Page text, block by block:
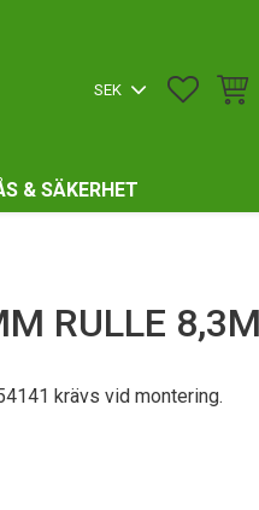
& SÄKERHET
RULLE 8,3M
krävs vid montering.